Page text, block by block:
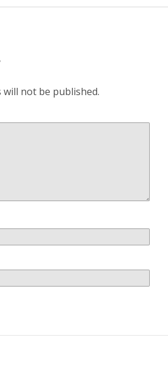
will not be published.